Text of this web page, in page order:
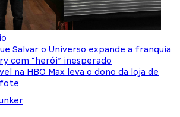
Salvar o Universo expande a franquia
com “herói” inesperado
na HBO Max leva o dono da loja de